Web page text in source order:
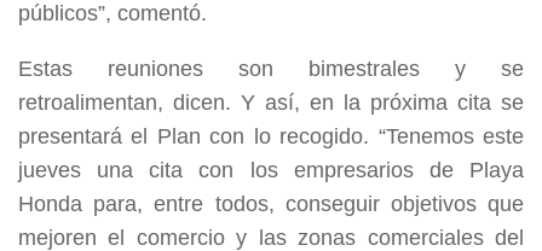
públicos”, comentó.
Estas reuniones son bimestrales y se
retroalimentan, dicen. Y así, en la próxima cita se
presentará el Plan con lo recogido. “Tenemos este
jueves una cita con los empresarios de Playa
Honda para, entre todos, conseguir objetivos que
mejoren el comercio y las zonas comerciales del